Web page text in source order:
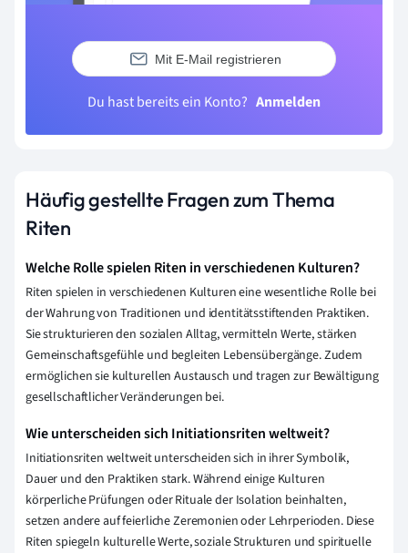
Mit E-Mail registrieren
Du hast bereits ein Konto? Anmelden
Häufig gestellte Fragen zum Thema
Riten
Welche Rolle spielen Riten in verschiedenen Kulturen?
Riten spielen in verschiedenen Kulturen eine wesentliche Rolle bei
der Wahrung von Traditionen und identitätsstiftenden Praktiken.
Sie strukturieren den sozialen Alltag, vermitteln Werte, stärken
Gemeinschaftsgefühle und begleiten Lebensübergänge. Zudem
ermöglichen sie kulturellen Austausch und tragen zur Bewältigung
gesellschaftlicher Veränderungen bei.
Wie unterscheiden sich Initiationsriten weltweit?
Initiationsriten weltweit unterscheiden sich in ihrer Symbolik,
Dauer und den Praktiken stark. Während einige Kulturen
körperliche Prüfungen oder Rituale der Isolation beinhalten,
setzen andere auf feierliche Zeremonien oder Lehrperioden. Diese
Riten spiegeln kulturelle Werte, soziale Strukturen und spirituelle